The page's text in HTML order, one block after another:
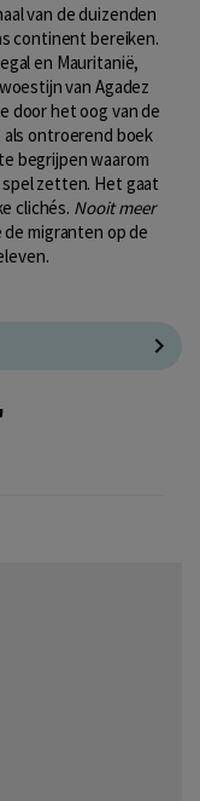
van de duizenden
continent bereiken.
en Mauritanië,
van Agadez
door het oog van de
ontroerend boek
begrijpen waarom
zetten. Het gaat
clichés. Nooit meer
migranten op de